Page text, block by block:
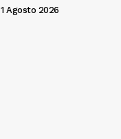
1 Agosto 2026